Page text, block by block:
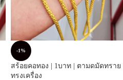
-1%
สร้อยคอทอง | 1บาท | ตามดมัดทราย
ทรงเครื่อง